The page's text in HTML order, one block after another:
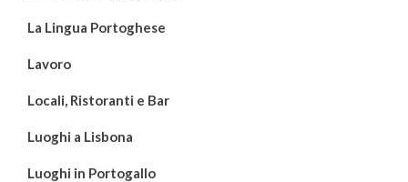
La Lingua Portoghese
Lavoro
Locali, Ristoranti e Bar
Luoghi a Lisbona
Luoghi in Portogallo